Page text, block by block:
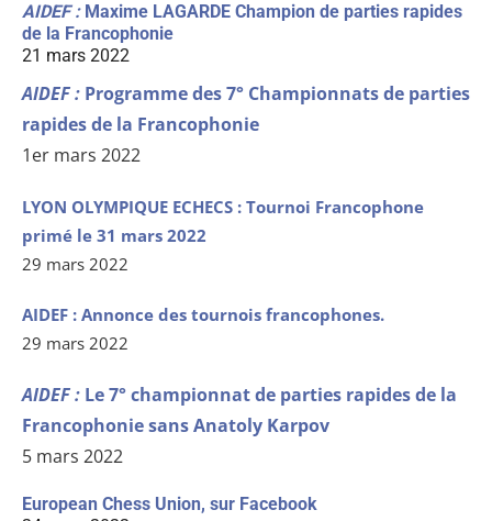
AIDEF : Maxime LAGARDE Champion de parties rapides
de la Francophonie
21 mars 2022
AIDEF : ​​ Programme des 7° Championnats de parties
rapides de la Francophonie
1er mars 2022
LYON OLYMPIQUE ECHECS : Tournoi Francophone
primé le 31 mars 2022
29 mars 2022
AIDEF : Annonce des tournois francophones.
29 mars 2022
AIDEF : Le 7° championnat de parties rapides de la
Francophonie sans Anatoly Karpov
5 mars 2022
European Chess Union, sur Facebook